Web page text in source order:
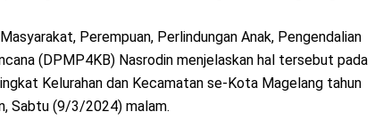
Perempuan, Perlindungan Anak, Pengendalian
(DPMP4KB) Nasrodin menjelaskan hal tersebut pada
Kelurahan dan Kecamatan se-Kota Magelang tahun
Sabtu (9/3/2024) malam.